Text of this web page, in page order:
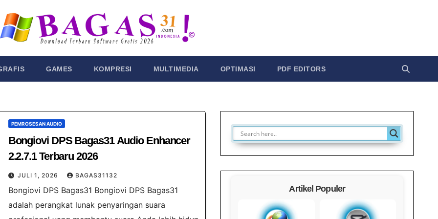
GAMES KOMPRESI MULTIMEDIA OPTIMASI PDF EDITORS
PEMROSESAN AUDIO
Bongiovi DPS Bagas31​ Audio Enhancer
2.2.7.1 Terbaru 2026
JULI 1, 2026 BAGAS31132
Bongiovi DPS Bagas31 Bongiovi DPS Bagas31​
adalah perangkat lunak penyaringan suara
Artikel Populer